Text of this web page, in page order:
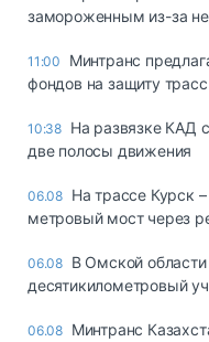
замороженным из-за
11:00
Минтранс
фондов на защиту
10:38 На развязке КАД
две полосы движения
06.08 На трассе Курск
метровый мост через
06.08 В Омской
десятикилометровый
06.08 Минтранс